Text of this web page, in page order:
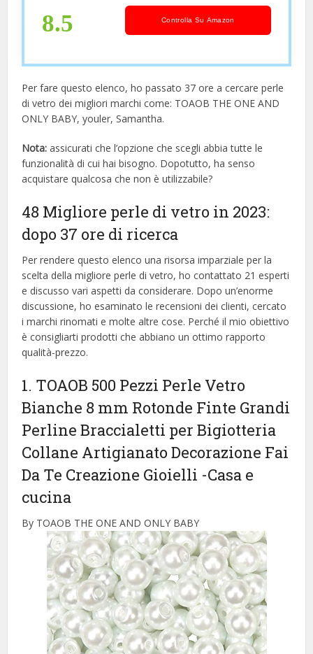
Bigiotteria Fai Da Te
8.5 Controlla Su Amazon
Per fare questo elenco, ho passato 37 ore a cercare perle
di vetro dei migliori marchi come: TOAOB THE ONE AND
ONLY BABY, youler, Samantha.
Nota: assicurati che l’opzione che scegli abbia tutte le
funzionalità di cui hai bisogno. Dopotutto, ha senso
acquistare qualcosa che non è utilizzabile?
48 Migliore perle di vetro in 2023:
dopo 37 ore di ricerca
Per rendere questo elenco una risorsa imparziale per la
scelta della migliore perle di vetro, ​​ho contattato 21 esperti
e discusso vari aspetti da considerare. Dopo un’enorme
discussione, ho esaminato le recensioni dei clienti, cercato
i marchi rinomati e molte altre cose. Perché il mio obiettivo
è consigliarti prodotti che abbiano un ottimo rapporto
qualità-prezzo.
1. TOAOB 500 Pezzi Perle Vetro
Bianche 8 mm Rotonde Finte Grandi
Perline Braccialetti per Bigiotteria
Collane Artigianato Decorazione Fai
Da Te Creazione Gioielli -Casa e
cucina
By TOAOB THE ONE AND ONLY BABY